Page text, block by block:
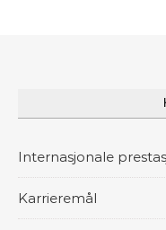
Internasjonale
Karrieremål